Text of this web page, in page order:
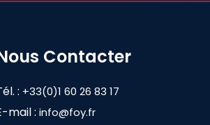
Contacter
: +33(0)1 60 26 83 17
mail :info@foy.fr